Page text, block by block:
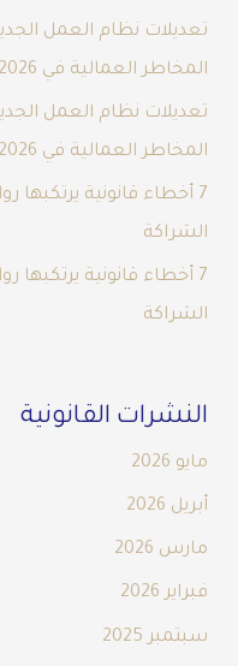
تعديلات نظام العمل
المخاطر العمالية في 2026؟
تعديلات نظام العمل
المخاطر العمالية في 2026؟
7 أخطاء قانونية يرتكبها
الشراكة
7 أخطاء قانونية يرتكبها
الشراكة
النشرات القانونية
مايو 2026
أبريل 2026
مارس 2026
فبراير 2026
سبتمبر 2025